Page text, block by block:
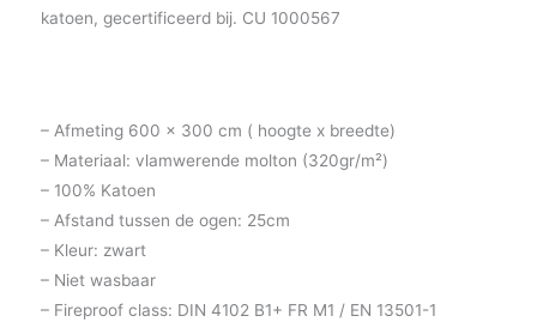
katoen, gecertificeerd bij. CU 1000567
– Afmeting 600 x 300 cm ( hoogte x breedte)
– Materiaal: vlamwerende molton (320gr/m²)
– 100% Katoen
– Afstand tussen de ogen: 25cm
– Kleur: zwart
– Niet wasbaar
– Fireproof class: DIN 4102 B1+ FR M1 / EN 13501-1